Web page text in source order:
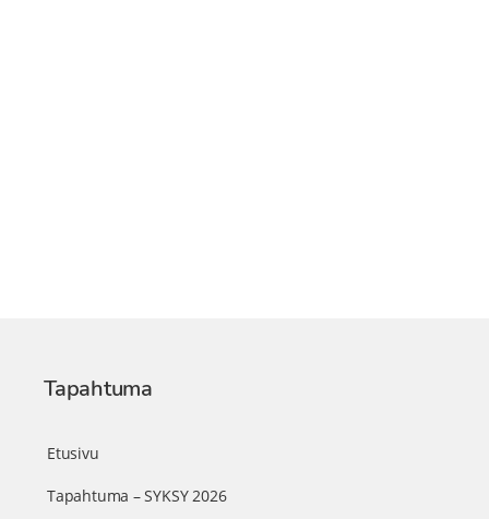
Tapahtuma
Etusivu
Tapahtuma – SYKSY 2026